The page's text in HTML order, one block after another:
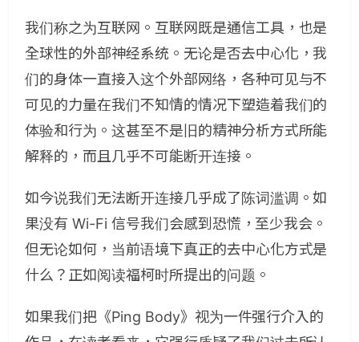
我们称之为互联网。互联网既是通信工具，也是
全球性的外部神经系统。无论是否去中心化，我
们的身体一直接入这个外部网络，各种可见与不
可见的力量在我们不知情的情况下塑造着我们的
体验和行为。这甚至不是旧的精神分析方式所能
解释的，而且几乎不可能断开连接。
如今说我们无法断开连接几乎成了陈词滥调。如
果没有 Wi-Fi 信号我们会感到恐慌，至少我会。
但无论如何，当前语境下真正的去中心化方式是
什么？正如阅读福柯时所提出的问题。
如果我们把《Ping Body》视为一件强行介入的